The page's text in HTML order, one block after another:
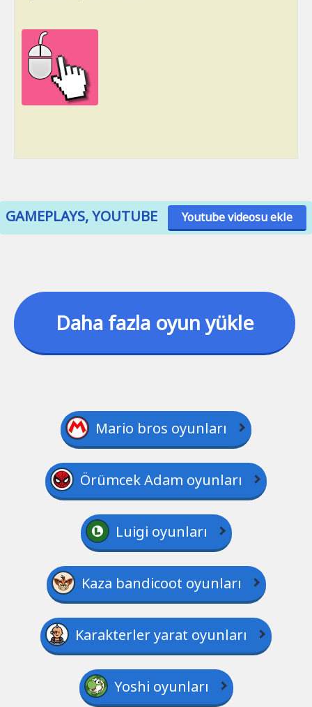
GAMEPLAYS, YOUTUBE Youtube videosu ekle
Daha fazla oyun yükle
Mario bros oyunları
Örümcek Adam oyunları
Luigi oyunları
Kaza bandicoot oyunları
Karakterler yarat oyunları
Yoshi oyunları